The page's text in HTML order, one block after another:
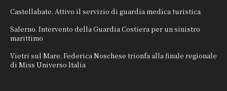
Castellabate. Attivo il servizio di guardia medica turistica
Salerno. Intervento della Guardia Costiera per un sinistro
marittimo
Vietri sul Mare. Federica Noschese trionfa alla finale regionale
di Miss Universo Italia